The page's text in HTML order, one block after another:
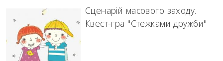
Сценарій масового заходу.
Квест-гра "Стежками дружби"